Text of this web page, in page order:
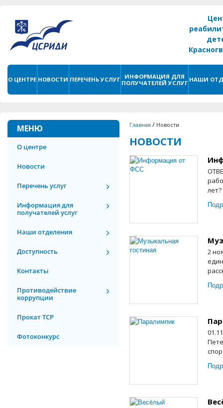
О ЦЕНТРЕ НОВОСТИ ПЕРЕЧЕНЬ УСЛУГ
ИНФОРМАЦИЯ ДЛЯ
ПОЛУЧАТЕЛЕЙ УСЛУГ НАШИ
МЕНЮ
О центре
Новости
Перечень услуг
Информация для
получателей услуг
Наши отделения
Доступность
Контакты
Противодействие
коррупции
Прокат ТСР
Фотоконкурс
Главная / Новости
НОВОСТИ
2